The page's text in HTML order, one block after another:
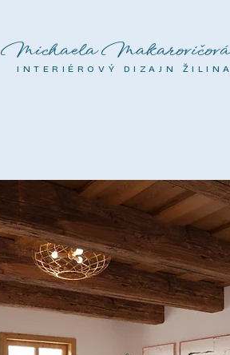
Michaela Makarovičová
INTERIÉROVÝ DIZAJN ŽILINA